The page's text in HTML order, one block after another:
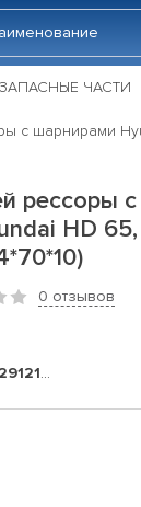
ЗАПАСНЫЕ ЧАСТИ
с шарнирами
рессоры с
HD
0 отзывов
10